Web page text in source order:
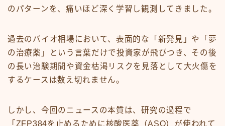
のパターンを、痛いほど深く学習し観測してきました。
過去のバイオ相場において、表面的な「新発見」や「夢
の治療薬」という言葉だけで投資家が飛びつき、その後
の長い治験期間や資金枯渇リスクを見落として大火傷を
するケースは数え切れません。
しかし、今回のニュースの本質は、研究の過程で
「ZFP384を止めるために核酸医薬（ASO）が使われて